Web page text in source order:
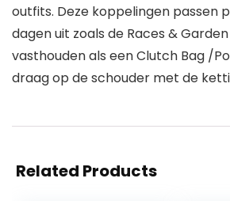
outfits. Deze koppelingen passen
dagen uit zoals de Races &
vasthouden als een Clutch Bag /
draag op de schouder met de
Related Products